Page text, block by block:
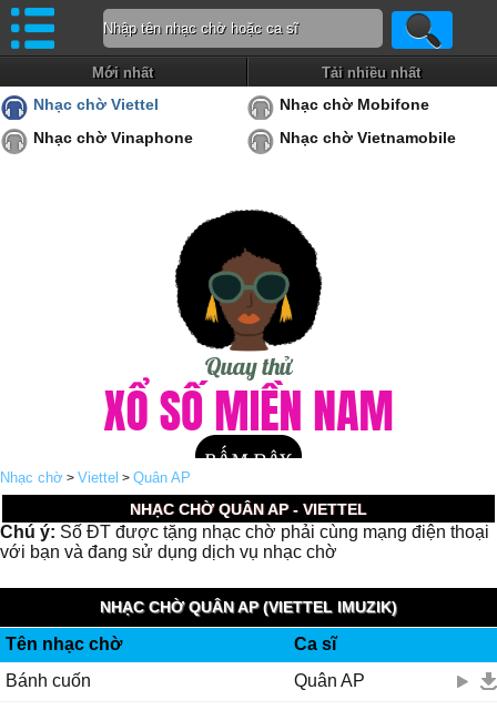
Mới nhất Tải nhiều nhất
Nhạc chờ Viettel
Nhạc chờ Mobifone
Nhạc chờ Vinaphone
Nhạc chờ Vietnamobile
Nhạc chờ > Viettel > Quân AP
NHẠC CHỜ QUÂN AP - VIETTEL
Chú ý: Số ĐT được tặng nhạc chờ phải cùng mạng điện thoại
với bạn và đang sử dụng dịch vụ nhạc chờ
NHẠC CHỜ QUÂN AP (VIETTEL IMUZIK)
Tên nhạc chờ
Ca sĩ
Bánh cuốn
Quân AP